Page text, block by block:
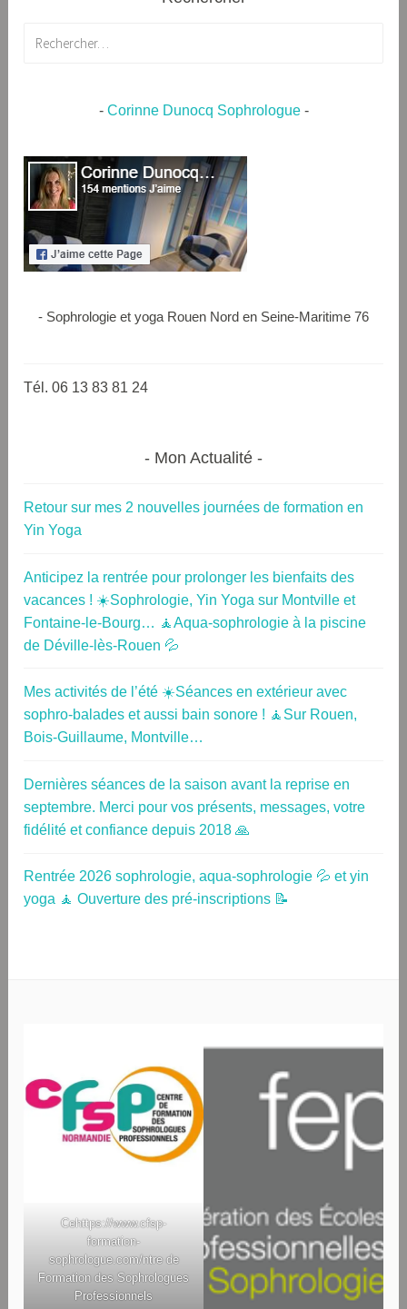
- Corinne Dunocq Sophrologue-
- Sophrologie et yoga Rouen Nord en Seine-Maritime 76
Tél. 06 13 83 81 24
Mon Actualité
Retour sur mes 2 nouvelles journées de formation en
Yin Yoga
Anticipez la rentrée pour prolonger les bienfaits des
vacances ! ☀️Sophrologie, Yin Yoga sur Montville et
Fontaine-le-Bourg… 🧘Aqua-sophrologie à la piscine
de Déville-lès-Rouen 💦
Mes activités de l’été ☀️Séances en extérieur avec
sophro-balades et aussi bain sonore ! 🧘Sur Rouen,
Bois-Guillaume, Montville…
Dernières séances de la saison avant la reprise en
septembre. Merci pour vos présents, messages, votre
fidélité et confiance depuis 2018 🙏
Rentrée 2026 sophrologie, aqua-sophrologie 💦 et yin
yoga 🧘 Ouverture des pré-inscriptions 📝
Cehttps://www.cfsp-
formation-
sophrologue.com/ntre de
Formation des Sophrologues
Professionnels